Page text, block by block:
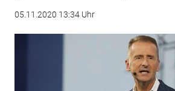
05.11.2020 13:34 Uhr